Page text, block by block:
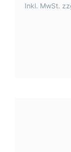
Inkl. MwSt.